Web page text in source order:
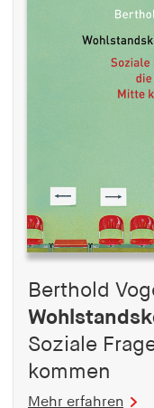
Berthold
Soziale
kommen
Mehr erfahren